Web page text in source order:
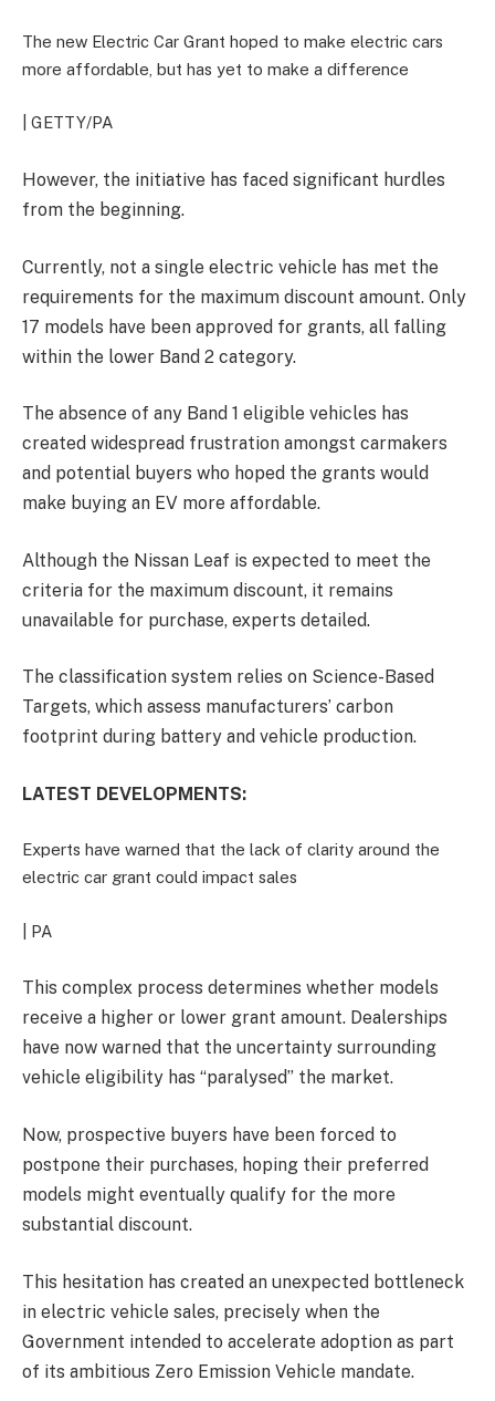
The new Electric Car Grant hoped to make electric cars
more affordable, but has yet to make a difference
| GETTY/PA
However, the initiative has faced significant hurdles
from the beginning.
Currently, not a single electric vehicle has met the
requirements for the maximum discount amount. Only
17 models have been approved for grants, all falling
within the lower Band 2 category.
The absence of any Band 1 eligible vehicles has
created widespread frustration amongst carmakers
and potential buyers who hoped the grants would
make buying an EV more affordable.
Although the Nissan Leaf is expected to meet the
criteria for the maximum discount, it remains
unavailable for purchase, experts detailed.
The classification system relies on Science-Based
Targets, which assess manufacturers’ carbon
footprint during battery and vehicle production.
LATEST DEVELOPMENTS:
Experts have warned that the lack of clarity around the
electric car grant could impact sales
| PA
This complex process determines whether models
receive a higher or lower grant amount. Dealerships
have now warned that the uncertainty surrounding
vehicle eligibility has “paralysed” the market.
Now, prospective buyers have been forced to
postpone their purchases, hoping their preferred
models might eventually qualify for the more
substantial discount.
This hesitation has created an unexpected bottleneck
in electric vehicle sales, precisely when the
Government intended to accelerate adoption as part
of its ambitious Zero Emission Vehicle mandate.